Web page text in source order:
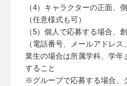
（4）キャラクターの正面、
（任意様式も可）
（5）個人で応募する場合、
（電話番号、メールアドレ
業生の場合は所属学科、学年
すること
※グループで応募する場合、